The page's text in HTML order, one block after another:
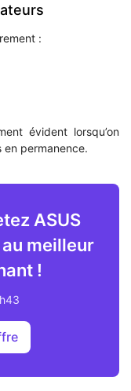
:
évident lorsqu’on
permanence.
ASUS
au meilleur
!